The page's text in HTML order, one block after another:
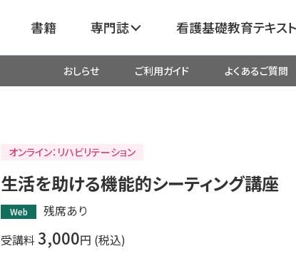
書籍 専門誌
看護
看護基礎教育テキスト
がん 化学療法・放射線治療・緩和ケア
産科・婦人科・周産期・助産 新生児・小児
救命・救急
おしらせ ご利用ガイド よくあるご質問
オンライン：リハビリテーション
生活を助ける機能的シーティング講座
Web
残席あり
受講料 3,000円 (税込)